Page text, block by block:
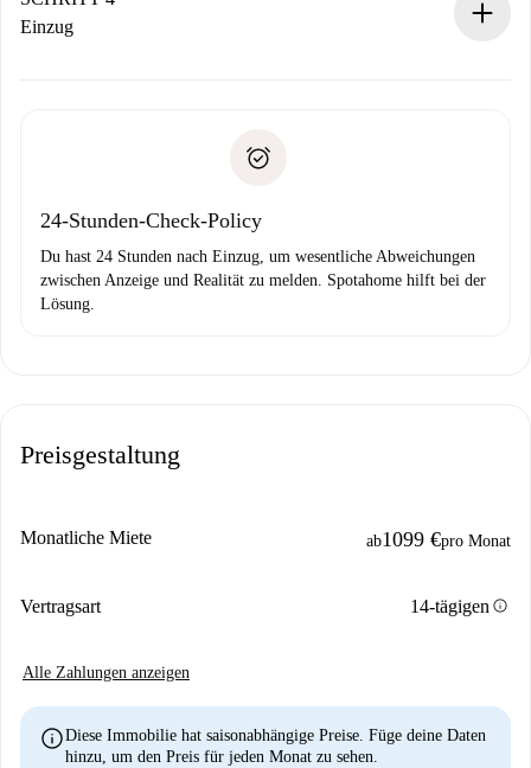
Wenn der Vermieter ablehnen muss, entstehen keine
Einzug
24-Stunden-Check-Policy
Du hast 24 Stunden nach Einzug, um wesentliche Abweichungen
zwischen Anzeige und Realität zu melden. Spotahome hilft bei der
Lösung.
Preisgestaltung
Monatliche Miete ab1099 €pro Monat
Vertragsart 14-tägigeninfo
Alle Zahlungen anzeigen
infoDiese Immobilie hat saisonabhängige Preise. Füge deine Daten
hinzu, um den Preis für jeden Monat zu sehen.